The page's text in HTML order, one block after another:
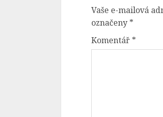
Vaše e-mailová
označeny *
Komentář *